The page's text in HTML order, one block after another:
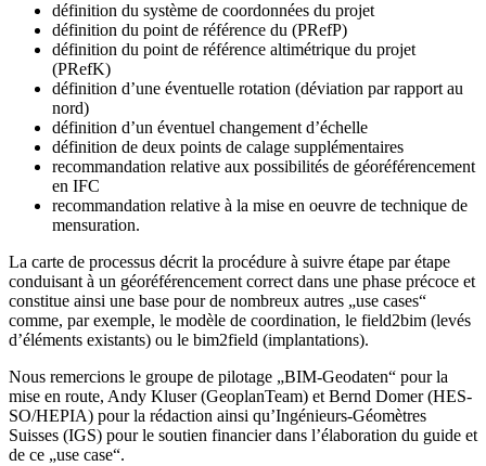
définition du système de coordonnées du projet
définition du point de référence du (PRefP)
définition du point de référence altimétrique du projet
(PRefK)
définition d’une éventuelle rotation (déviation par rapport au
nord)
définition d’un éventuel changement d’échelle
définition de deux points de calage supplémentaires
recommandation relative aux possibilités de géoréférencement
en IFC
recommandation relative à la mise en oeuvre de technique de
mensuration.
La carte de processus décrit la procédure à suivre étape par étape
conduisant à un géoréférencement correct dans une phase précoce et
constitue ainsi une base pour de nombreux autres „use cases“
comme, par exemple, le modèle de coordination, le field2bim (levés
d’éléments existants) ou le bim2field (implantations).
Nous remercions le groupe de pilotage „BIM-Geodaten“ pour la
mise en route, Andy Kluser (GeoplanTeam) et Bernd Domer (HES-
SO/HEPIA) pour la rédaction ainsi qu’Ingénieurs-Géomètres
Suisses (IGS) pour le soutien financier dans l’élaboration du guide et
de ce „use case“.